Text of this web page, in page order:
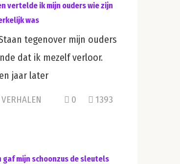
vertelde ik mijn ouders wie zijn
was
tegenover mijn ouders
dat ik mezelf verloor.
jaar later
0 1393
gaf mijn schoonzus de sleutels